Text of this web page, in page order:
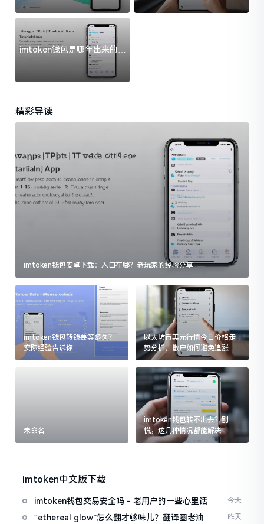
imtoken钱包是哪年出来的？
一文给你说清楚
精彩导读
imtoken钱包安卓下载：入口在哪？老玩家的经验分享
imtoken钱包转钱要等多久？
实际经验告诉你
以太坊币美元行情今日价格走
势分析，散户如何避免追涨杀
跌被套牢
未命名
imtoken钱包转不出去？别
慌，这几种情况都能解决
imtoken中文版下载
imtoken钱包交易安全吗 - 老用户的一些心里话 今天
“ethereal glow”怎么翻才够味儿？翻译圈老油条
昨天